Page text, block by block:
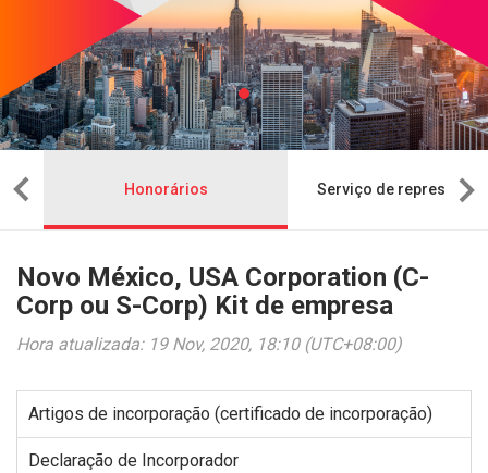
Honorários Serviço de
Novo México, USA Corporation (C-
Corp ou S-Corp) Kit de empresa
Hora atualizada: 19 Nov, 2020, 18:10 (UTC+08:00)
Artigos de incorporação (certificado de incorporação)
Declaração de Incorporador